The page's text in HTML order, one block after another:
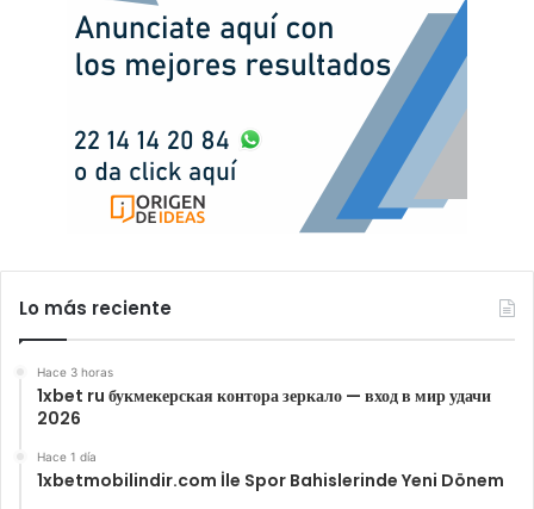
Lo más reciente
Hace 3 horas
1xbet ru букмекерская контора зеркало — вход в мир удачи
2026
Hace 1 día
1xbetmobilindir.com İle Spor Bahislerinde Yeni Dönem